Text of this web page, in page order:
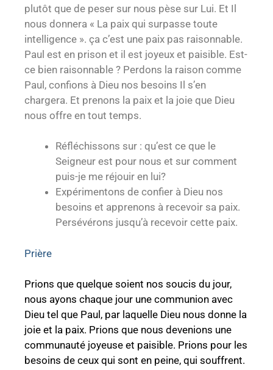
plutôt que de peser sur nous pèse sur Lui. Et Il
nous donnera « La paix qui surpasse toute
intelligence ». ça c’est une paix pas raisonnable.
Paul est en prison et il est joyeux et paisible. Est-
ce bien raisonnable ? Perdons la raison comme
Paul, confions à Dieu nos besoins Il s’en
chargera. Et prenons la paix et la joie que Dieu
nous offre en tout temps.
Réfléchissons sur : qu’est ce que le
Seigneur est pour nous et sur comment
puis-je me réjouir en lui?
Expérimentons de confier à Dieu nos
besoins et apprenons à recevoir sa paix.
Persévérons jusqu’à recevoir cette paix.
Prière
Prions que quelque soient nos soucis du jour,
nous ayons chaque jour une communion avec
Dieu tel que Paul, par laquelle Dieu nous donne la
joie et la paix. Prions que nous devenions une
communauté joyeuse et paisible. Prions pour les
besoins de ceux qui sont en peine, qui souffrent.